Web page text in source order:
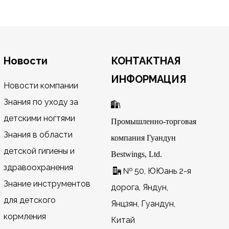
Новости
Новости компании
Знания по уходу за
детскими ногтями
Знания в области
детской гигиены и
здравоохранения
Знание инструментов
для детского
кормления
КОНТАКТНАЯ
ИНФОРМАЦИЯ

Промышленно-торговая
компания Гуандун
Bestwings, Ltd.
 № 50, ЮЮань 2-я
дорога, Яндун,
Янцзян, Гуандун,
Китай